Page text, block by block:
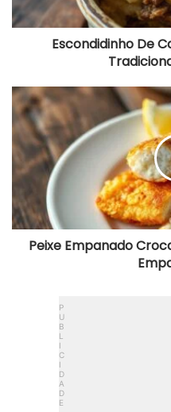
Escondidinho De
Peixe
Empanado
Crocante:
O
Segredo
Da
Dupla
Empanagem
Peixe Empanado